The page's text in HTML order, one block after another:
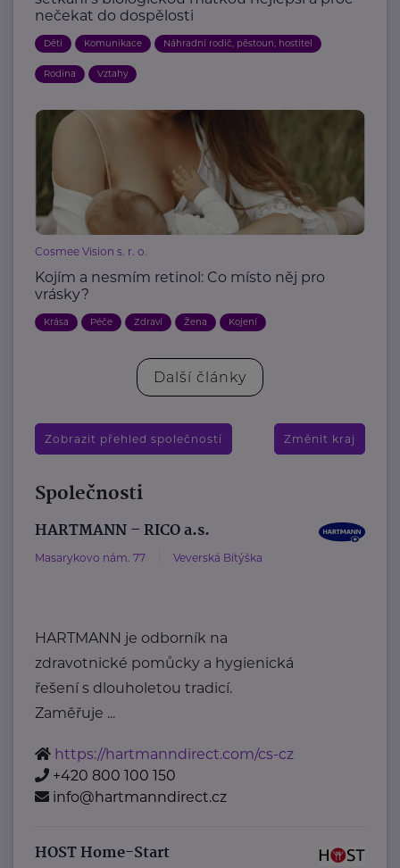
nečekat do dospělosti
Děti Komunikace Náhradní rodič, pěstoun, hostitel
Rodina Vztahy
Cosmee Vision s. r. o.
Kojím a nesmím retinol: Co místo něj pro
vrásky?
Krása Péče Zdraví Žena Kojení
Další články
Zobrazit přehled společností Změnit kraj
Společnosti
HARTMANN – RICO a.s.
Masarykovo nám. 77 Veverská Bítýška
HARTMANN je odborník na
zdravotnické pomůcky a hygienická
řešení s dlouholetou tradicí.
Zaměřuje ...
https://hartmanndirect.com/cs-cz
+420 800 100 150
info@hartmanndirect.cz
HOST Home-Start